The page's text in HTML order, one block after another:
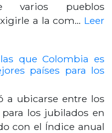
varios pueblos
a la com… Leer
que Colombia es
países para los
a ubicarse entre los
los jubilados en
con el Índice anual